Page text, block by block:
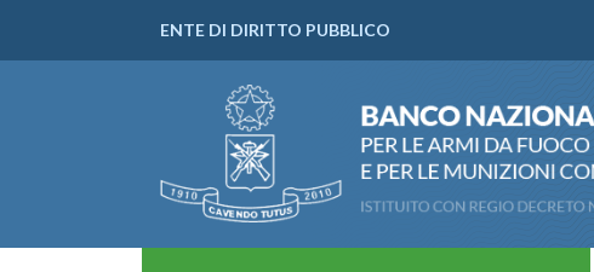
ENTE DI DIRITTO PUBBLICO